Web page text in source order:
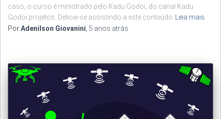
caso, o curso é ministrado pelo Kadu Godoi, do canal Kadu
Godoi projetos. Delicie-se assistindo a este conteúdo
Leia mais
PorAdenilson Giovanini 5 anos atrás